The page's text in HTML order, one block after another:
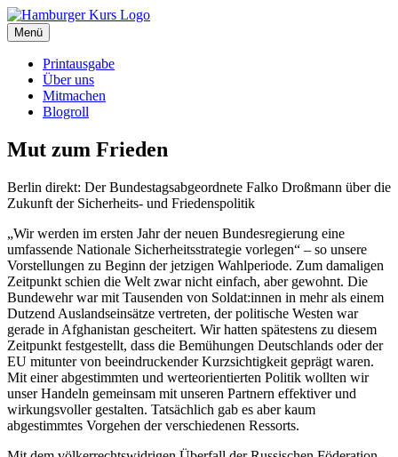
Zum
Inhalt
springen
Hamburger Kurs
SPD Hamburg Blog
Menü
Printausgabe
Über uns
Mitmachen
Blogroll
Mut zum Frieden
Berlin direkt: Der Bundestagsabgeordnete Falko Droßmann über die
Zukunft der Sicherheits- und Friedenspolitik
„Wir werden im ersten Jahr der neuen Bundesregierung eine
umfassende Nationale Sicherheitsstrategie vorlegen“ – so unsere
Vorstellungen zu Beginn der jetzigen Wahlperiode. Zum damaligen
Zeitpunkt schien die Welt zwar nicht einfach, aber gewohnt. Die
Bundewehr war mit Tausenden von Soldat:innen in mehr als einem
Dutzend Auslandseinsätze vertreten, der politische Westen war
gerade in Afghanistan gescheitert. Wir hatten spätestens zu diesem
Zeitpunkt festgestellt, dass die Bemühungen Deutschlands oder der
EU mitunter von beeindruckender Kurzsichtigkeit geprägt waren.
Mit einer abgestimmten und werteorientierten Politik wollten wir
unser Handeln gemeinsam mit unseren Partnern effektiver und
wirkungsvoller gestalten. Tatsächlich gab es aber kaum
abgestimmtes Vorgehen der verschiedenen Ressorts.